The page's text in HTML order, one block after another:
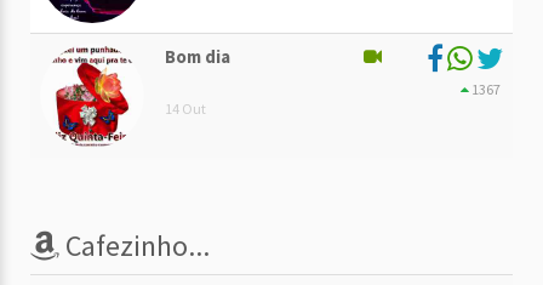
Bom dia
14 Out
1367
Cafezinho...